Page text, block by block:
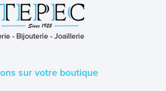
sur votre boutique